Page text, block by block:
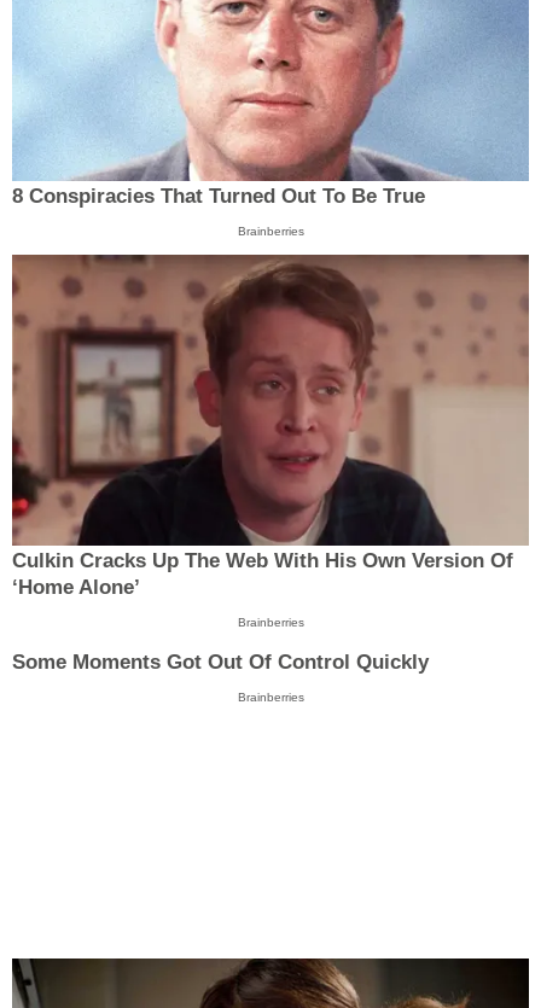
8 Conspiracies That Turned Out To Be True
Brainberries
Culkin Cracks Up The Web With His Own Version Of
‘Home Alone’
Brainberries
Some Moments Got Out Of Control Quickly
Brainberries